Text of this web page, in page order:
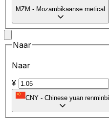
MZM - Mozambikaanse metical
Naar
Naar
¥
CNY - Chinese yuan renminbi